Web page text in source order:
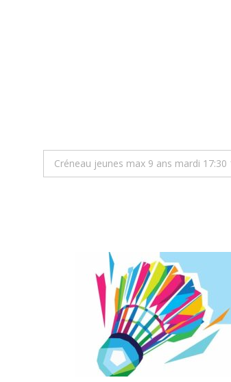
Créneau jeunes max 9 ans mardi 17:30